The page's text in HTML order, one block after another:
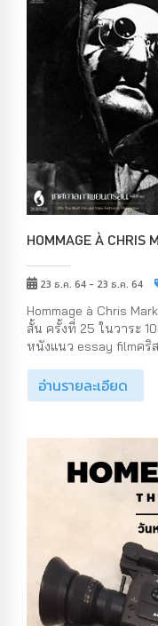
HOMMAGE À CHRIS
23 ธ.ค. 64 - 23 ธ.ค. 64
Hommage à Chris
สั้น ครั้งที่ 25 ในวาระ
หนังแนว essay filmคริ
อ่านรายละเอียด